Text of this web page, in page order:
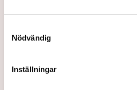
Nödvändig
Inställningar
Anders Carlsson
Uppdaterad: